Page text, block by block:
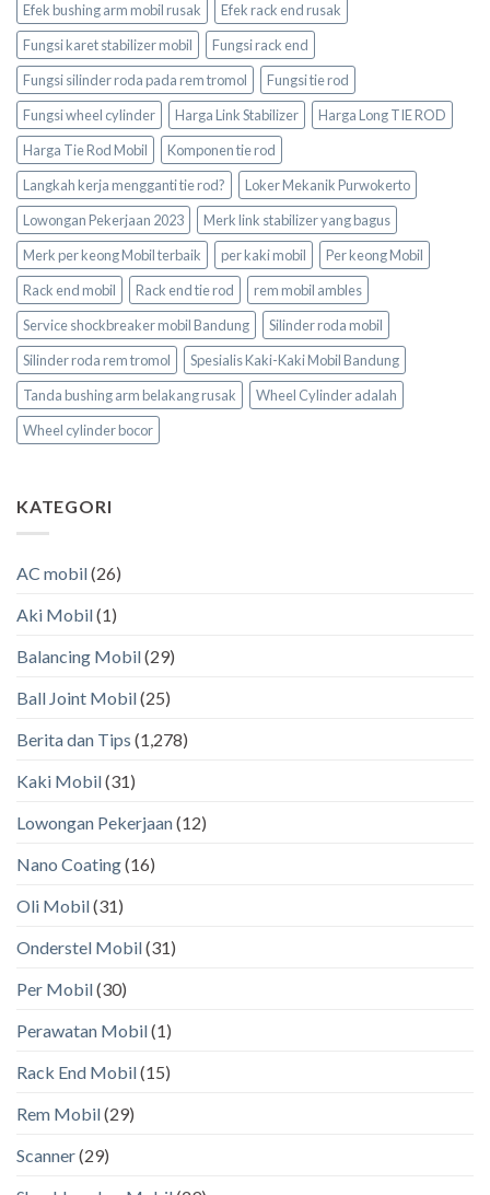
Efek bushing arm mobil rusak
Efek rack end rusak
Fungsi karet stabilizer mobil
Fungsi rack end
Fungsi silinder roda pada rem tromol
Fungsi tie rod
Fungsi wheel cylinder
Harga Link Stabilizer
Harga Long TIE ROD
Harga Tie Rod Mobil
Komponen tie rod
Langkah kerja mengganti tie rod?
Loker Mekanik Purwokerto
Lowongan Pekerjaan 2023
Merk link stabilizer yang bagus
Merk per keong Mobil terbaik
per kaki mobil
Per keong Mobil
Rack end mobil
Rack end tie rod
rem mobil ambles
Service shockbreaker mobil Bandung
Silinder roda mobil
Silinder roda rem tromol
Spesialis Kaki-Kaki Mobil Bandung
Tanda bushing arm belakang rusak
Wheel Cylinder adalah
Wheel cylinder bocor
KATEGORI
AC mobil(26)
Aki Mobil(1)
Balancing Mobil(29)
Ball Joint Mobil(25)
Berita dan Tips (1,278)
Kaki Mobil(31)
Lowongan Pekerjaan(12)
Nano Coating(16)
Oli Mobil(31)
Onderstel Mobil(31)
Per Mobil(30)
Perawatan Mobil(1)
Rack End Mobil(15)
Rem Mobil(29)
Scanner(29)